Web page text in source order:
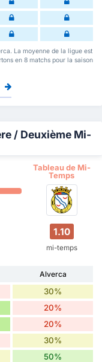
La moyenne de la ligue est
en 8 matchs pour la saison
/ Deuxième Mi-
Tableau de Mi-
Temps
1.10
mi-temps
Alverca
30%
20%
20%
30%
50%